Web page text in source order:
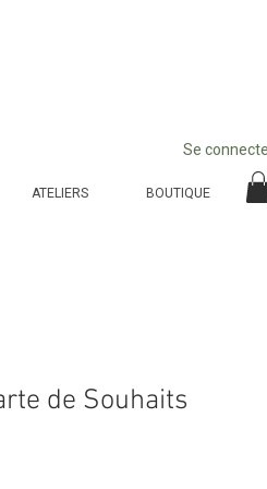
Se
ATELIERS BOUTIQUE
de Souhaits